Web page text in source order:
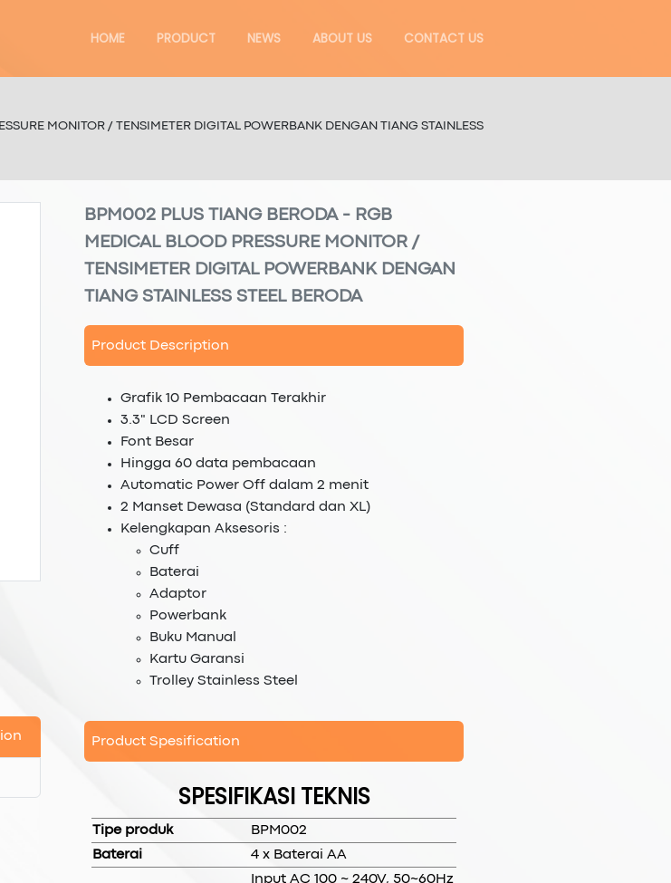
HOME PRODUCT NEWS ABOUT US CONTACT US
MONITOR / TENSIMETER DIGITAL POWERBANK DENGAN TIANG STAINLESS
BPM002 PLUS TIANG BERODA - RGB
MEDICAL BLOOD PRESSURE MONITOR /
TENSIMETER DIGITAL POWERBANK DENGAN
TIANG STAINLESS STEEL BERODA
Product Description
Grafik 10 Pembacaan Terakhir
3.3" LCD Screen
Font Besar
Hingga 60 data pembacaan
Automatic Power Off dalam 2 menit
2 Manset Dewasa (Standard dan XL)
Kelengkapan Aksesoris :
Cuff
Baterai
Adaptor
Powerbank
Buku Manual
Kartu Garansi
Trolley Stainless Steel
Product Spesification
SPESIFIKASI TEKNIS
Tipe produk
BPM002
Baterai
4 x Baterai AA
Input AC 100 ~ 240V, 50~60Hz